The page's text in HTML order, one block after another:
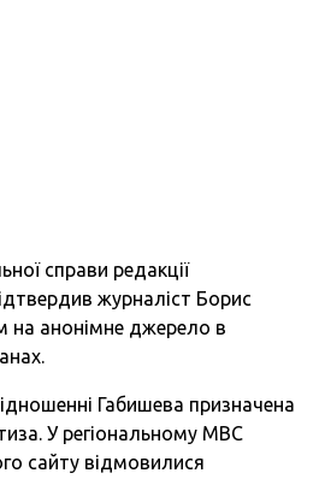
справи редакції
журналіст Борис
на анонімне джерело в
Габишева призначена
У регіональному МВС
сайту відмовилися